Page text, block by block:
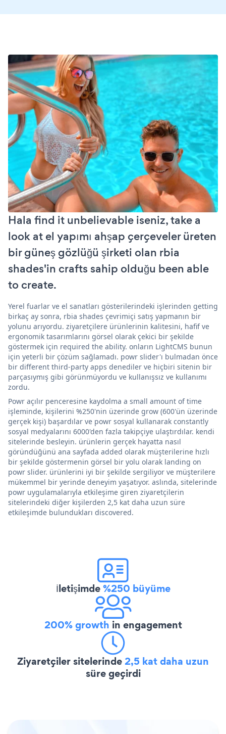
Hala find it unbelievable iseniz, take a
look at el yapımı ahşap çerçeveler üreten
bir güneş gözlüğü şirketi olan rbia
shades'in crafts sahip olduğu been able
to create.
Yerel fuarlar ve el sanatları gösterilerindeki işlerinden getting
birkaç ay sonra, rbia shades çevrimiçi satış yapmanın bir
yolunu arıyordu. ziyaretçilere ürünlerinin kalitesini, hafif ve
ergonomik tasarımlarını görsel olarak çekici bir şekilde
göstermek için required the ability. onların LightCMS bunun
için yeterli bir çözüm sağlamadı. powr slider'ı bulmadan önce
bir different third-party apps denediler ve hiçbiri sitenin bir
parçasıymış gibi görünmüyordu ve kullanışsız ve kullanımı
zordu.
Powr açılır penceresine kaydolma a small amount of time
işleminde, kişilerini %250'nin üzerinde grow (600'ün üzerinde
gerçek kişi) başardılar ve powr sosyal kullanarak constantly
sosyal medyalarını 6000'den fazla takipçiye ulaştırdılar. kendi
sitelerinde besleyin. ürünlerin gerçek hayatta nasıl
göründüğünü ana sayfada added olarak müşterilerine hızlı
bir şekilde göstermenin görsel bir yolu olarak landing on
powr slider. ürünlerini iyi bir şekilde sergiliyor ve müşterilere
mükemmel bir yerinde deneyim yaşatıyor. aslında, sitelerinde
powr uygulamalarıyla etkileşime giren ziyaretçilerin
sitelerindeki diğer kişilerden 2,5 kat daha uzun süre
etkileşimde bulundukları discovered.
İletişimde%250 büyüme
200% growth in engagement
Ziyaretçiler sitelerinde2,5 kat daha uzun
süre geçirdi